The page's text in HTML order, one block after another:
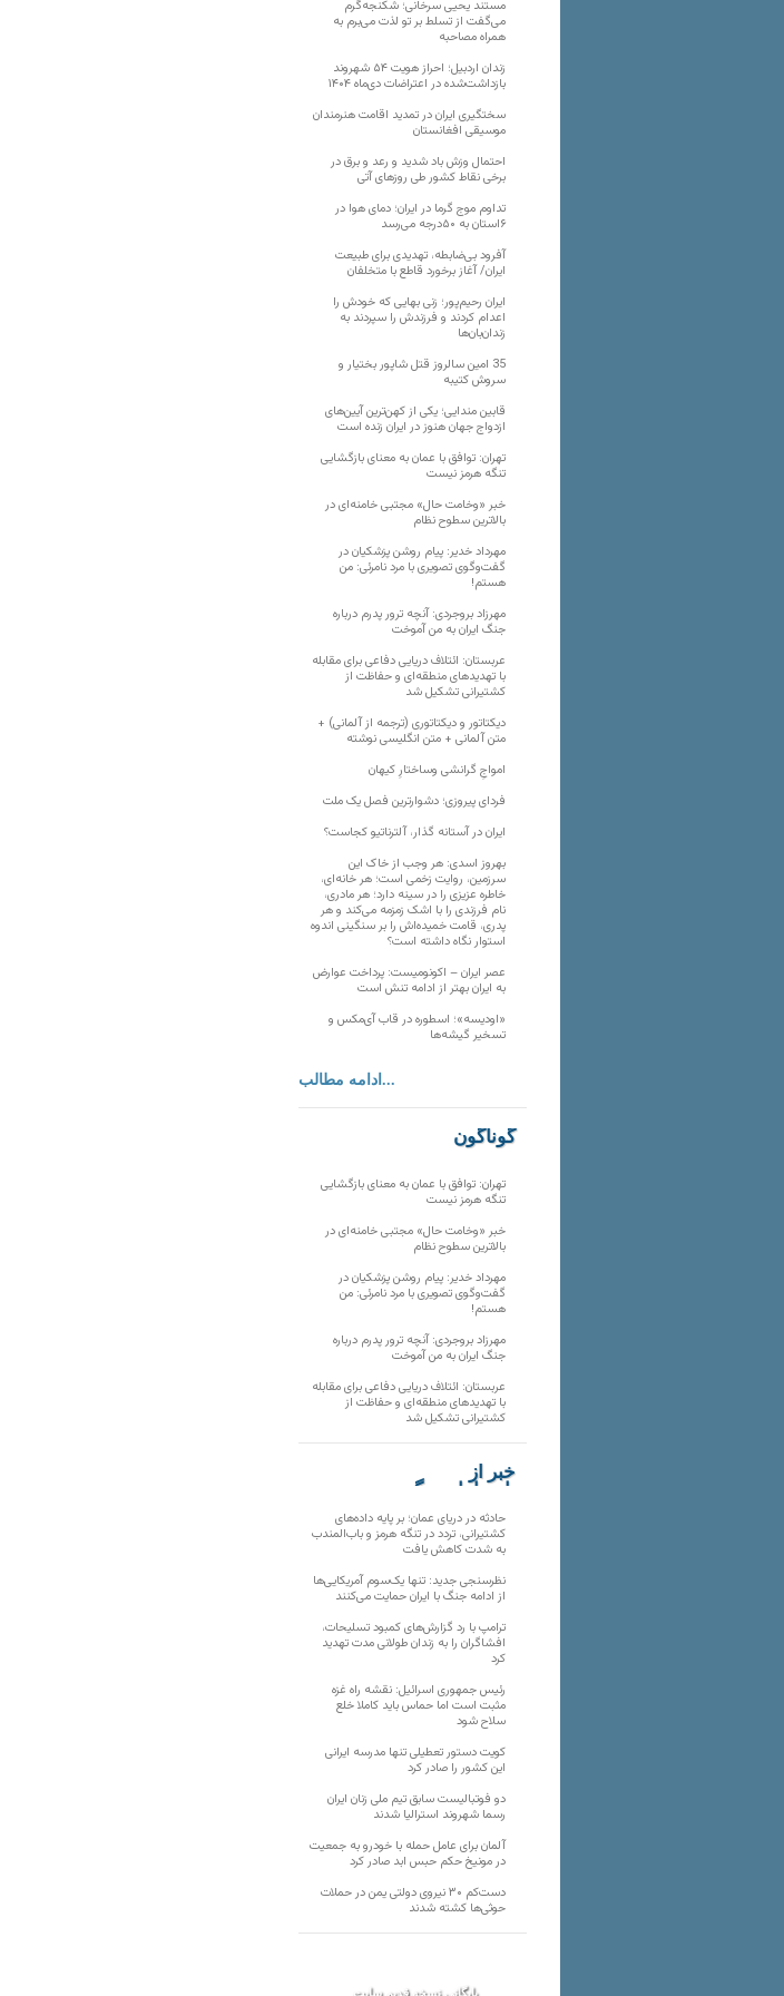
مستند یحیی سرخانی؛ شکنجه‌گرم
می‌گفت از تسلط بر تو لذت می‌برم به
همراه مصاحبه
زندان اردبیل؛ احراز هویت ۵۴ شهروند
بازداشت‌شده در اعتراضات دی‌ماه ۱۴۰۴
سختگیری ایران در تمدید اقامت هنرمندان
موسیقی افغانستان
احتمال وزش باد شدید و رعد و برق در
برخی نقاط کشور طی روزهای آتی
تداوم موج گرما در ایران؛ دمای هوا در
۶استان به ۵۰درجه می‌رسد
آفرود بی‌ضابطه، تهدیدی برای طبیعت
ایران/ آغاز برخورد قاطع با متخلفان
ایران رحیم‌پور؛ زنی بهایی که خودش را
اعدام کردند و فرزندش را سپردند به
زندان‌بان‌ها
35 امین سالروز قتل شاپور بختیار و
سروش کتیبه
قابین مندایی؛ یکی از کهن‌ترین آیین‌های
ازدواج جهان هنوز در ایران زنده است
تهران: توافق با عمان به معنای بازگشایی
تنگه هرمز نیست
خبر «وخامت حال» مجتبی خامنه‌ای در
بالاترین سطوح نظام
مهرداد خدیر: پیام روشن پزشکیان در
گفت‌و‌گوی تصویری با مرد نامرئی: من
هستم!
مهرزاد بروجردی: آنچه ترور پدرم درباره
جنگ ایران به من آموخت
عربستان: ائتلاف دریایی دفاعی برای مقابله
با تهدیدهای منطقه‌ای و حفاظت از
کشتیرانی تشکیل شد
دیکتاتور و دیکتاتوری (ترجمه از آلمانی) +
متن آلمانی + متن انگلیسی نوشته
‌امواجِ گرانشی وساختارِ کیهان
فردای پیروزی؛ دشوارترین فصل یک ملت
ایران در آستانه گذار، آلترناتیو کجاست؟
بهروز اسدی: هر وجب از خاک‌ این
سرزمین، روایت زخمی است؛ هر خانه‌ای،
خاطره عزیزی را در سینه دارد؛ هر مادری،
نام فرزندی را با اشک زمزمه می‌کند و هر
پدری، قامت خمیده‌اش را بر سنگینی اندوه
استوار نگاه داشته است؟
عصر ایران – اکونومیست: پرداخت عوارض
به ایران بهتر از ادامه تنش است
«اودیسه»؛ اسطوره در قاب آی‌مکس و
تسخیر گیشه‌ها
ادامه مطالب...
گوناگون
تهران: توافق با عمان به معنای بازگشایی
تنگه هرمز نیست
خبر «وخامت حال» مجتبی خامنه‌ای در
بالاترین سطوح نظام
مهرداد خدیر: پیام روشن پزشکیان در
گفت‌و‌گوی تصویری با مرد نامرئی: من
هستم!
مهرزاد بروجردی: آنچه ترور پدرم درباره
جنگ ایران به من آموخت
عربستان: ائتلاف دریایی دفاعی برای مقابله
با تهدیدهای منطقه‌ای و حفاظت از
کشتیرانی تشکیل شد
خبر از
تارنماهای دیگر
حادثه در دریای عمان؛ بر پایه داده‌های
کشتیرانی، تردد در تنگه هرمز و باب‌المندب
به شدت کاهش یافت
نظرسنجی جدید: تنها یک‌سوم آمریکایی‌ها
از ادامه جنگ با ایران حمایت می‌کنند
ترامپ با رد گزارش‌های کمبود تسلیحات،
افشاگران را به زندان طولانی مدت تهدید
کرد
رئیس‌ جمهوری اسرائیل: نقشه راه غزه
مثبت است اما حماس باید کاملا خلع
سلاح شود
کویت دستور تعطیلی تنها مدرسه ایرانی
این کشور را صادر کرد
دو فوتبالیست سابق تیم ملی زنان ایران
رسما شهروند استرالیا شدند
آلمان برای عامل حمله با خودرو به جمعیت
در مونیخ حکم حبس ابد صادر کرد
دست‌کم ۳۰ نیروی دولتی یمن در حملات
حوثی‌ها کشته شدند
بایگانی نسخه قدیم سایت